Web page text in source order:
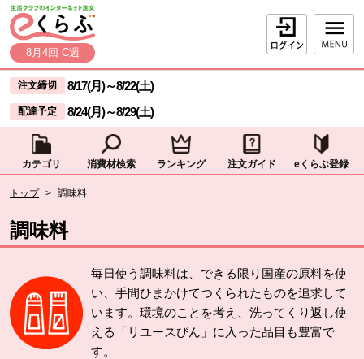
ページの先頭です。
本文へジャンプする。
8月4回 C週
ログイン
ここからサイト内共通メニューです。
サイト内共通メニューをスキップする
注文締切 8/17(月)～8/22(土)
配達予定 8/24(月)～8/29(土)
カテゴリ 消費材検索 ランキング 注文ガイド eくらぶ登録
トップ > 調味料
調味料
毎日使う調味料は、できる限り国産の原料を使
い、手間ひまかけてつくられたものを追求して
います。環境のことを考え、洗ってくり返し使
える「リユースびん」に入った品目も豊富で
す。